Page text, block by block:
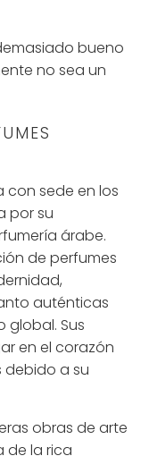
bueno
no sea un
con sede en los
por su
árabe.
de perfumes
auténticas
Sus
en el corazón
debido a su
obras de arte
de la rica